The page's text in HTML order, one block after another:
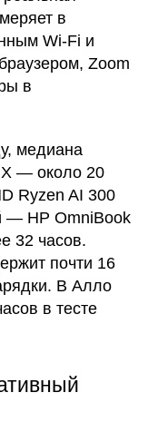
в
Wi-Fi и
Zoom
в
медиана
X — около 20
Ryzen AI 300
— HP OmniBook
32 часов.
почти 16
В Алло
в тесте